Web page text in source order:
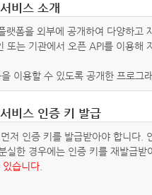
비스 소개
랫폼을 외부에 공개하여 다양하
또는 기관에서 오픈 API를 이용해
이용할 수 있도록 공개한 프로그
비스 인증 키 발급
저 인증 키를 발급받아야 합니다
실한 경우에는 인증 키를 재발급받
습니다.